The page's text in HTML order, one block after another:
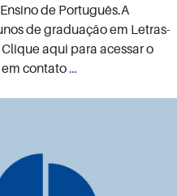
de Português.A
de graduação em Letras-
aqui para acessar o
contato…Formação